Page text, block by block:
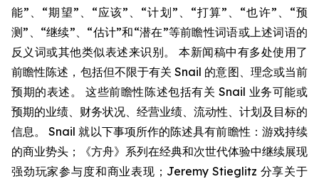
能”、“期望”、“应该”、“计划”、“打算”、“也许”、“预
测”、“继续”、“估计”和“潜在”等前瞻性词语或上述词语的
反义词或其他类似表述来识别。 本新闻稿中有多处使用了
前瞻性陈述，包括但不限于有关 Snail 的意图、理念或当前
预期的表述。 这些前瞻性陈述包括有关 Snail 业务可能或
预期的业绩、财务状况、经营业绩、流动性、计划及目标的
信息。 Snail 就以下事项所作的陈述具有前瞻性：游戏持续
的商业势头；《方舟》系列在经典和次世代体验中继续展现
强劲玩家参与度和商业表现；Jeremy Stieglitz 分享关于